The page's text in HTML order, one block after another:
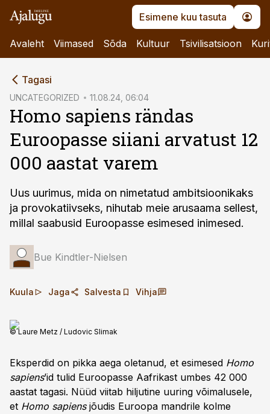
Esimene kuu tasuta
Avaleht Viimased Sõda Kultuur Tsivilisatsioon
Tagasi
UNCATEGORIZED 11.08.24, 06:04
Homo sapiens rändas
Euroopasse siiani arvatust 12
000 aastat varem
Uus uurimus, mida on nimetatud ambitsioonikaks
ja provokatiivseks, nihutab meie arusaama sellest,
millal saabusid Euroopasse esimesed inimesed.
Bue Kindtler-Nielsen
Kuula Jaga Salvesta Vihja
© Laure Metz / Ludovic Slimak
Eksperdid on pikka aega oletanud, et esimesed Homo
sapiens’id tulid Euroopasse Aafrikast umbes 42 000
aastat tagasi. Nüüd viitab hiljutine uuring võimalusele,
et Homo sapiensjõudis Euroopa mandrile kolme